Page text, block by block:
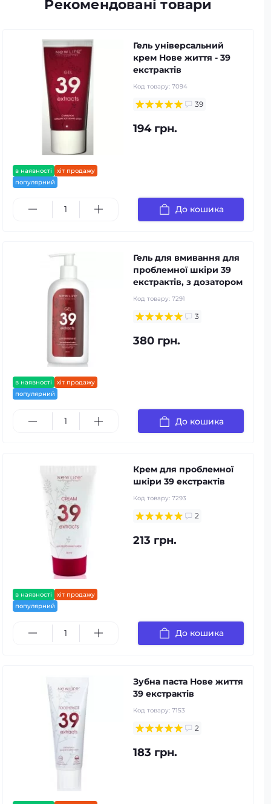
Рекомендовані товари
в наявності
хіт продажу
популярний
Гель універсальний
крем Нове життя - 39
екстрактів
Код товару: 7094
39
194 грн.
До кошика
в наявності
хіт продажу
популярний
Гель для вмивання для
проблемної шкіри 39
екстрактів, з дозатором
Код товару: 7291
3
380 грн.
До кошика
в наявності
хіт продажу
популярний
Крем для проблемної
шкіри 39 екстрактів
Код товару: 7293
2
213 грн.
До кошика
Зубна паста Нове життя
39 екстрактів
Код товару: 7153
2
183 грн.